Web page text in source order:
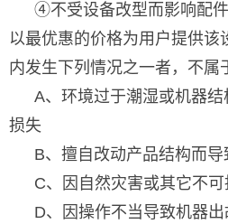
④不受设备改型而影响配
以最优惠的价格为用户提供该
内发生下列情况之一者，不属
A、环境过于潮湿或机器
损失
B、擅自改动产品结构而
C、因自然灾害或其它不
D、因操作不当导致机器出